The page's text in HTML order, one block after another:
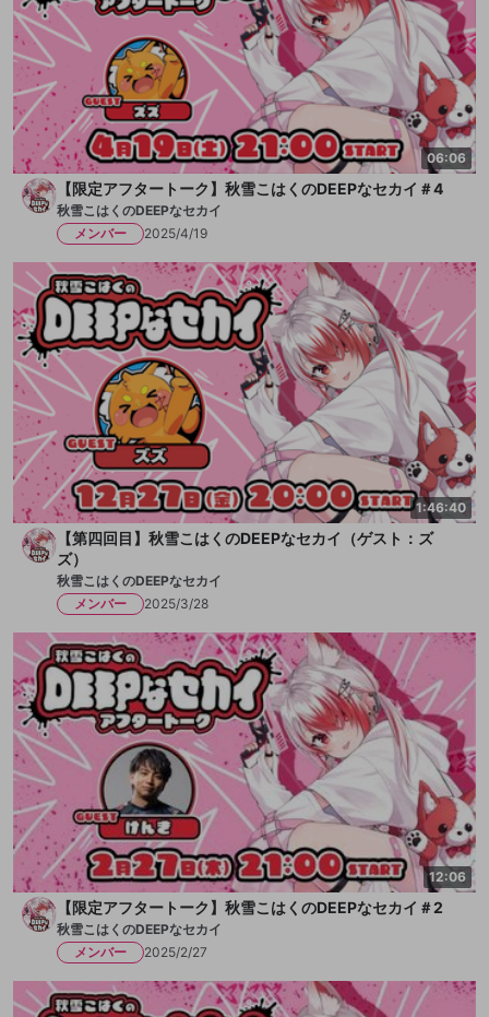
06:06
【限定アフタートーク】秋雪こはくのDEEPなセカイ＃4
秋雪こはくのDEEPなセカイ
メンバー
2025/4/19
1:46:40
【第四回目】秋雪こはくのDEEPなセカイ（ゲスト：ズ
ズ）
秋雪こはくのDEEPなセカイ
メンバー
2025/3/28
12:06
【限定アフタートーク】秋雪こはくのDEEPなセカイ＃2
秋雪こはくのDEEPなセカイ
メンバー
2025/2/27